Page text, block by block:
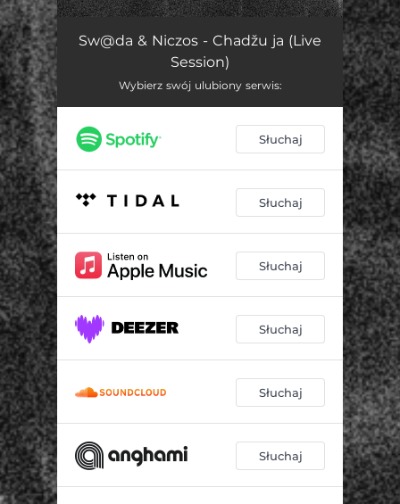
Chadžu ja (Live Session) 03:18
Sw@da & Niczos - Chadžu ja (Live
Session)
Wybierz swój ulubiony serwis:
Słuchaj
Słuchaj
Słuchaj
Słuchaj
Słuchaj
Słuchaj